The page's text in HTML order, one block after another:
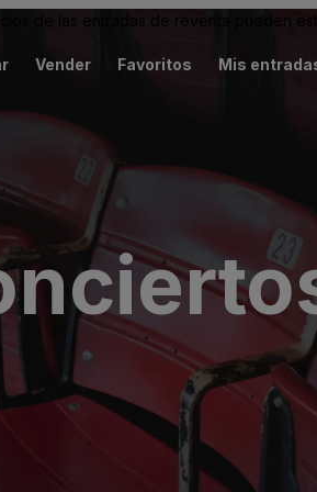
de las entradas de reventa pueden
Vender Favoritos Mis